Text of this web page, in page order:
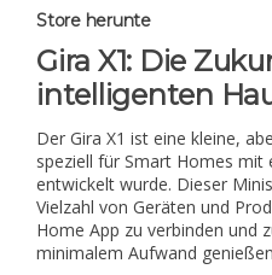
Store herunte
Gira X1: Die
intelligenten
Der Gira X1 ist eine kleine,
speziell für Smart Homes mit
entwickelt wurde. Dieser
Vielzahl von Geräten und
Home App zu verbinden und
minimalem Aufwand